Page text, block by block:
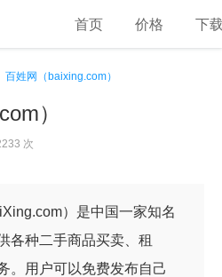
首页 价格 下
百姓网（baixing.com）
）
次
）是中国一家知名
各种二手商品买卖、租
。用户可以免费发布自己